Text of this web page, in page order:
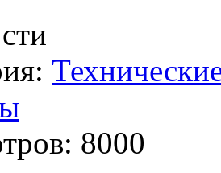
8000